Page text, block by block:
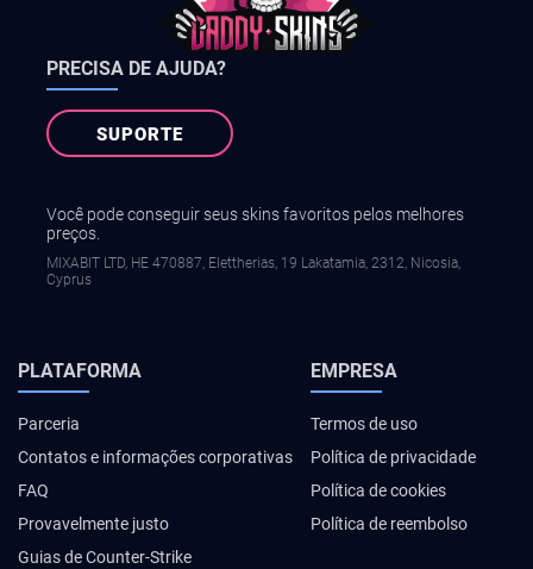
PRECISA DE AJUDA?
SUPORTE
Você pode conseguir seus skins favoritos pelos melhores
preços.
MIXABIT LTD, ΗΕ 470887, Elettherias, 19 Lakatamia, 2312, Nicosia,
Cyprus
PLATAFORMA
Parceria
Contatos e informações corporativas
FAQ
Provavelmente justo
Guias de Counter-Strike
EMPRESA
Termos de uso
Política de privacidade
Política de cookies
Política de reembolso